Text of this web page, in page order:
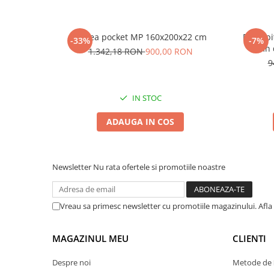
-33%
Saltea pocket MP 160x200x22 cm
1.342,18 RON900,00 RON
IN STOC
ADAUGA IN COS
-7%
Pat
Newsletter Nu rata ofertele si promotiile noastre
Vreau sa primesc newsletter cu promotiile magazinului.
MAGAZINUL MEU
Despre noi
CLIENTI
Metode de